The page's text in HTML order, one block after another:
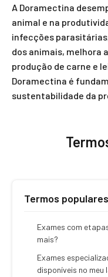
A Doramectina
animal e na
infecções
dos animais, melhora
produção de carne e
Doramectina é
sustentabilidade da
Termos populares
Exames com
mais?
Exames
disponíveis no